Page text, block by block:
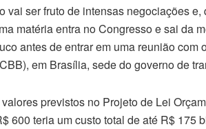
vai ser fruto de intensas negociações
matéria entra no Congresso e sai da
antes de entrar em uma reunião
em Brasília, sede do governo de
previstos no Projeto de Lei
600 teria um custo total de até R$ 175